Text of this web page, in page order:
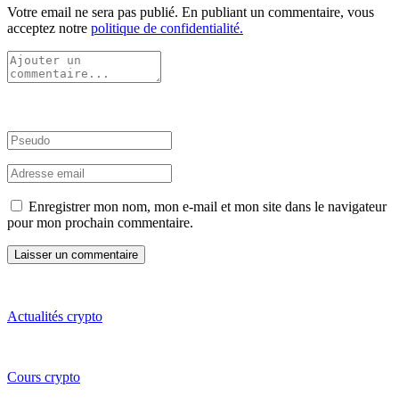
Votre email ne sera pas publié. En publiant un commentaire, vous
acceptez notre politique de confidentialité.
Enregistrer mon nom, mon e-mail et mon site dans le navigateur
pour mon prochain commentaire.
Actualités crypto
Cours crypto